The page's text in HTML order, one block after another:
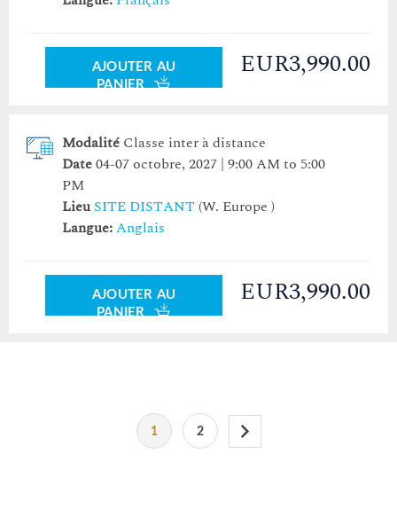
AJOUTER AU
PANIER
EUR3,990.00
Modalité Classe inter à distance
Date04-07 octobre, 2027 | 9:00 AM to 5:00
PM
Lieu SITE DISTANT (W. Europe )
Langue:Anglais
AJOUTER AU
PANIER
EUR3,990.00
1 2